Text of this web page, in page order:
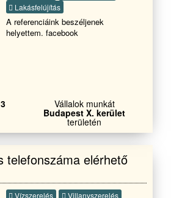
Lakásfelújítás
A referenciáink beszéljenek
helyettem. facebook
3 Vállalok munkát
Budapest X. kerület
területén
Vízszerelés Villanyszerelés